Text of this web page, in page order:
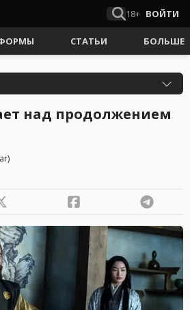
18+ ВОЙТИ
СТАТЬИ БОЛЬШЕ
над продолжением
)